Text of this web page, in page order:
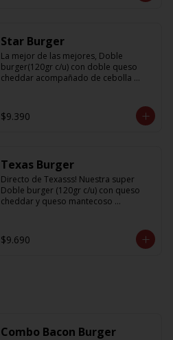
Star Burger
La mejor de las mejores, Doble
burger(120gr c/u) con doble queso
cheddar acompañado de cebolla
$9.390
Texas Burger
Directo de Texasss! Nuestra super
Doble burger (120gr c/u) con queso
cheddar y queso mantecoso
sabroso guamacole
$9.690
Combo Bacon Burger